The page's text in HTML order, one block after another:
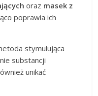
oraz masek z
poprawia ich
stymulująca
substancji
unikać